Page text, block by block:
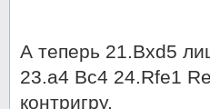
А теперь 21.Bxd5
23.a4 Bc4 24.Rfe1
контригру.